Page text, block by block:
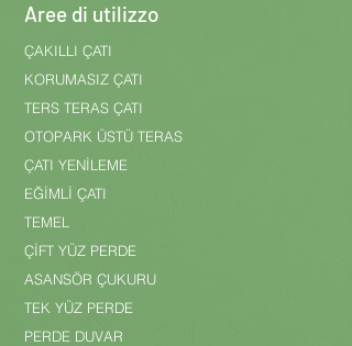
Aree di utilizzo
ÇAKILLI ÇATI
KORUMASIZ ÇATI
TERS TERAS ÇATI
OTOPARK ÜSTÜ TERAS
ÇATI YENİLEME
EĞİMLİ ÇATI
TEMEL
ÇİFT YÜZ PERDE
ASANSÖR ÇUKURU
TEK YÜZ PERDE
PERDE DUVAR